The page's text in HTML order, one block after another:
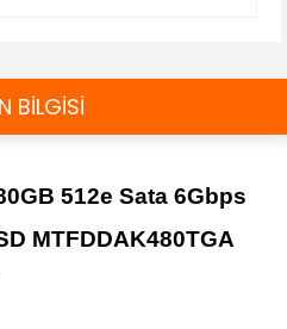
BİLGİSİ
512e Sata 6Gbps
MTFDDAK480TGA